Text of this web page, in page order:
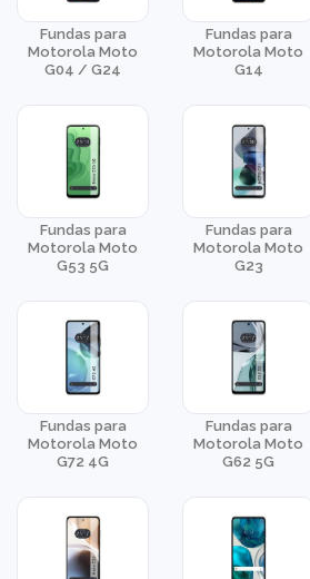
Fundas para
Motorola Moto
G04 / G24
Fundas para
Motorola Moto
G14
Fundas para
Motorola Moto
G53 5G
Fundas para
Motorola Moto
G23
Fundas para
Motorola Moto
G72 4G
Fundas para
Motorola Moto
G62 5G